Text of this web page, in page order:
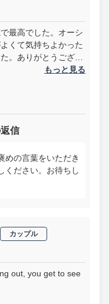
最高でした。オーシ
くて気持ちよかった
。ありがとうござい
もっと見る
信
めの言葉をいただき
ください。お待ちし
カップル
out, you get to see